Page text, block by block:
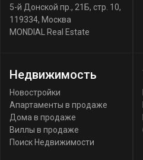
5-й Донской пр., 21Б, стр. 10,
119334, Москва
MONDIAL Real Estate
Недвижимость
Новостройки
Апартаменты в продаже
Дома в продаже
Виллы в продаже
Поиск Недвижимости